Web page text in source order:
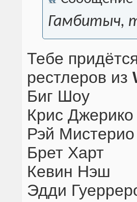
Гамбитыч,
Тебе
рестлеров из
Биг Шоу
Крис Джерико
Рэй Мистерио
Брет Харт
Кевин Нэш
Эдди